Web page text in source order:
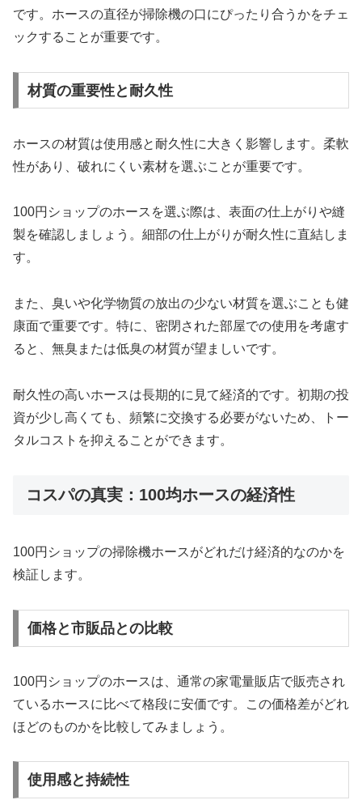
です。ホースの直径が掃除機の口にぴったり合うかをチェ
ックすることが重要です。
材質の重要性と耐久性
ホースの材質は使用感と耐久性に大きく影響します。柔軟
性があり、破れにくい素材を選ぶことが重要です。
100円ショップのホースを選ぶ際は、表面の仕上がりや縫
製を確認しましょう。細部の仕上がりが耐久性に直結しま
す。
また、臭いや化学物質の放出の少ない材質を選ぶことも健
康面で重要です。特に、密閉された部屋での使用を考慮す
ると、無臭または低臭の材質が望ましいです。
耐久性の高いホースは長期的に見て経済的です。初期の投
資が少し高くても、頻繁に交換する必要がないため、トー
タルコストを抑えることができます。
コスパの真実：100均ホースの経済性
100円ショップの掃除機ホースがどれだけ経済的なのかを
検証します。
価格と市販品との比較
100円ショップのホースは、通常の家電量販店で販売され
ているホースに比べて格段に安価です。この価格差がどれ
ほどのものかを比較してみましょう。
使用感と持続性